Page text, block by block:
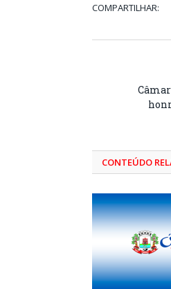
COMPARTILHAR:
CONTEÚDO